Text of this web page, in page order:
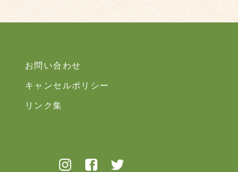
お問い合わせ
キャンセルポリシー
リンク集